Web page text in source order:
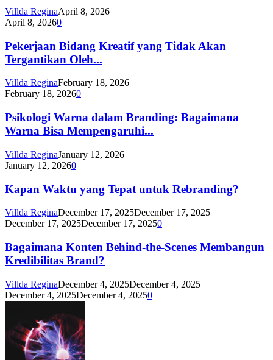
Villda ReginaApril 8, 2026
April 8, 20260
Pekerjaan Bidang Kreatif yang Tidak Akan
Tergantikan Oleh...
Villda ReginaFebruary 18, 2026
February 18, 20260
Psikologi Warna dalam Branding: Bagaimana
Warna Bisa Mempengaruhi...
Villda ReginaJanuary 12, 2026
January 12, 20260
Kapan Waktu yang Tepat untuk Rebranding?
Villda ReginaDecember 17, 2025December 17, 2025
December 17, 2025December 17, 20250
Bagaimana Konten Behind-the-Scenes Membangun
Kredibilitas Brand?
Villda ReginaDecember 4, 2025December 4, 2025
December 4, 2025December 4, 20250